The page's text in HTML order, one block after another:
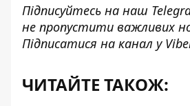
Підписуйтесь на наш
не пропустити важливих
Підписатися на канал у
ЧИТАЙТЕ ТАКОЖ: